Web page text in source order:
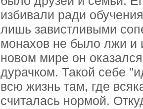
избивали ради
лишь завистливыми
монахов не было лжи и
новом мире он
дурачком. Такой себе
всю жизнь там, где
считалась нормой.